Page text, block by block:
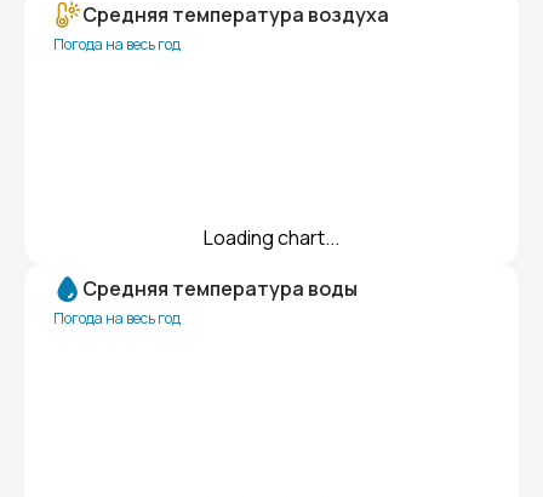
Средняя температура воздуха
Погода на весь год
Loading chart...
Средняя температура воды
Погода на весь год